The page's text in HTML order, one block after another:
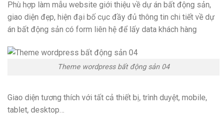
Phù hợp làm mẫu website giới thiệu về dự án bất động sản,
giao diện đẹp, hiện đại bố cục đầy đủ thông tin chi tiết về dự
án bất động sản có form liên hệ để lấy data khách hàng
Theme wordpress bất động sản 04
Giao diện tương thích với tất cả thiết bị, trình duyệt, mobile,
tablet, desktop…